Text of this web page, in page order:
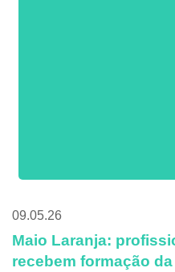
09.05.26
Maio Laranja:
recebem formação